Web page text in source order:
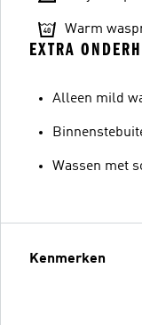
Warm
EXTRA
Alleen mild
Wassen met
Kenmerken